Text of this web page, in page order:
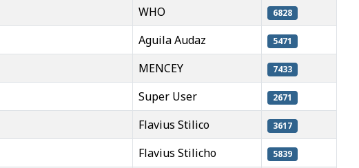
WHO 6828
Aguila Audaz 5471
MENCEY 7433
Super User 2671
Flavius Stilico 3617
Flavius Stilicho 5839